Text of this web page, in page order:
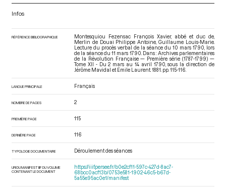
Infos
RÉFÉRENCE BIBLIOGRAPHIQUE
Montesquiou Fezensac François Xavier, abbé et duc de,
Merlin de Douai Philippe Antoine, Guillaume Louis-Marie.
Lecture du procès verbal de la séance du 10 mars 1790, lors
de la séance du 11 mars 1790. Dans : Archives parlementaires
de la Révolution Française — Première série (1787-1799) —
Tome XII - Du 2 mars au 14 avril 1790 , sous la direction de
Jérôme Mavidal et Emile Laurent. 1881. pp. 115-116.
LANGUE PRINCIPALE Français
NOMBRE DE PAGES 2
PREMIÈRE PAGE 115
DERNIÈRE PAGE 116
TYPOLOGIE DOCUMENTAIRE Déroulement des séances
URI DU MANIFEST IIIF DU VOLUME
CONTENANT LE DOCUMENT
https://iiif.persee.fr/b0e2cf11-597c-427d-8ac7-
68bcc0acf13b/0753e581-1902-46c5-b67d-
5a55e95ac0e1/manifest